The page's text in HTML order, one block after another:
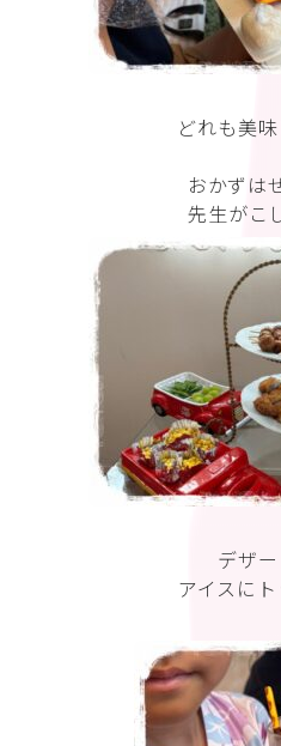
どれも美
おかずは
先生がこ
デザ
アイスに